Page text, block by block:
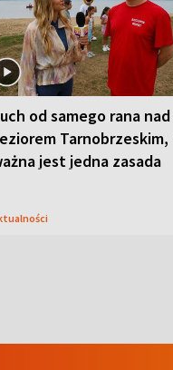
od samego rana nad
Tarnobrzeskim,
jest jedna zasada